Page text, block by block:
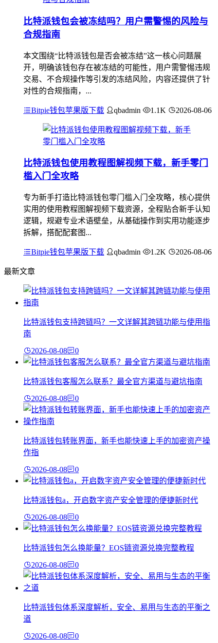
比特派钱包会被冻结吗？用户需警惕的风险与
合规指南
本文围绕“比特派钱包是否会被冻结”这一核心问题展
开，明确该钱包存在被冻结的可能性，用户需警惕违规
交易、不合规操作等引发的冻结风险，内容还提供了针
对性的合规指南，...
Bitpie钱包苹果版下载 qbadmin 1.1K 2026-08-06
比特派钱包使用教程图解视频下载，新手零门
槛入门全攻略
专为新手打造比特派钱包零门槛入门全攻略，核心提供
实用的使用教程图解视频下载资源，全程贴合新手认知
逻辑，规避专业术语壁垒，从基础操作到实用功能逐步
拆解，搭配配套图...
Bitpie钱包苹果版下载 qbadmin 1.2K 2026-08-06
最新文章
比特派钱包支持跨链吗？一文详解其跨链功能与使用指
南
2026-08-08 0
比特派钱包客服怎么联系？最全官方渠道与避坑指南
2026-08-08 0
比特派钱包转账界面，新手也能快速上手的加密资产操
作指
2026-08-08 0
比特派钱包a，开启数字资产安全管理的便捷新时代
2026-08-08 0
比特派钱包怎么换能量？EOS链资源兑换完整教程
2026-08-08 0
比特派钱包体系深度解析，安全、易用与生态的平衡之
道
2026-08-08 0